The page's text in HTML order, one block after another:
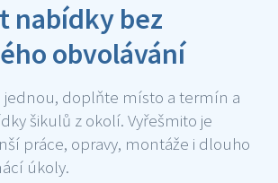
nabídky bez
obvolávání
jednou, doplňte místo a termín a
šikulů z okolí. Vyřešmito je
práce, opravy, montáže i dlouho
úkoly.